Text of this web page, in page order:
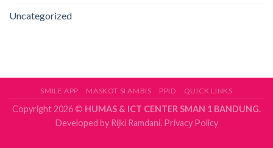
Uncategorized
SMILE APP MASKOT SI AMBIS PPID QUICK LINKS
Copyright 2026 © HUMAS & ICT CENTER SMAN 1 BANDUNG.
Developed byRijki Ramdani.Privacy Policy